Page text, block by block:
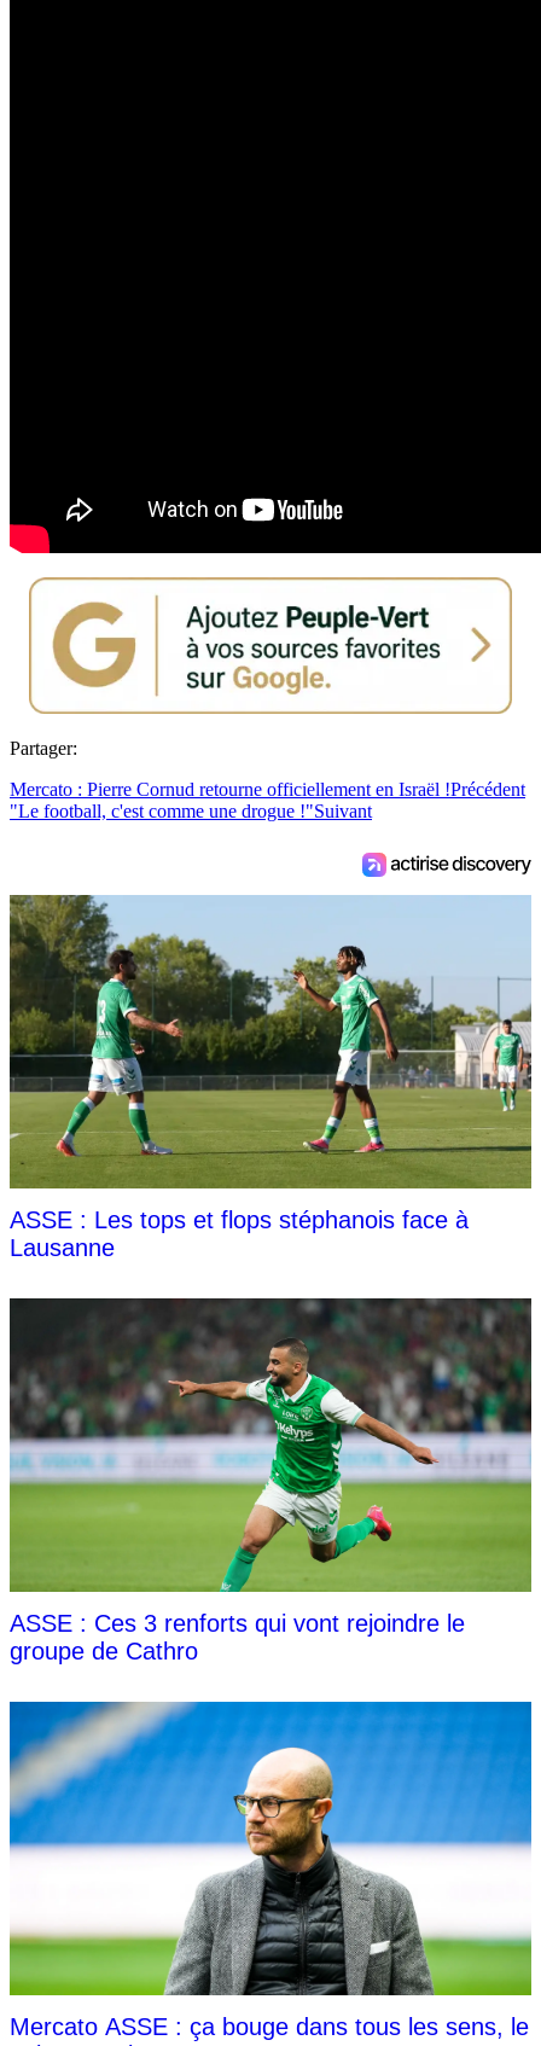
Partager:
Mercato : Pierre Cornud retourne officiellement en Israël !Précédent
"Le football, c'est comme une drogue !"Suivant
ASSE : Les tops et flops stéphanois face à
Lausanne
ASSE : Ces 3 renforts qui vont rejoindre le
groupe de Cathro
Mercato ASSE : ça bouge dans tous les sens, le